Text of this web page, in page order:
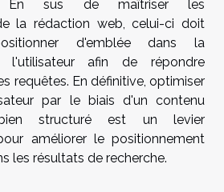
En sus de maîtriser les
la rédaction web, celui-ci doit
d'emblée dans la
l'utilisateur afin de répondre
requêtes. En définitive, optimiser
par le biais d'un contenu
structuré est un levier
améliorer le positionnement
les résultats de recherche.